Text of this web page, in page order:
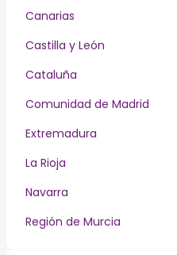
Canarias
Castilla y León
Cataluña
Comunidad de Madrid
Extremadura
La Rioja
Navarra
Región de Murcia